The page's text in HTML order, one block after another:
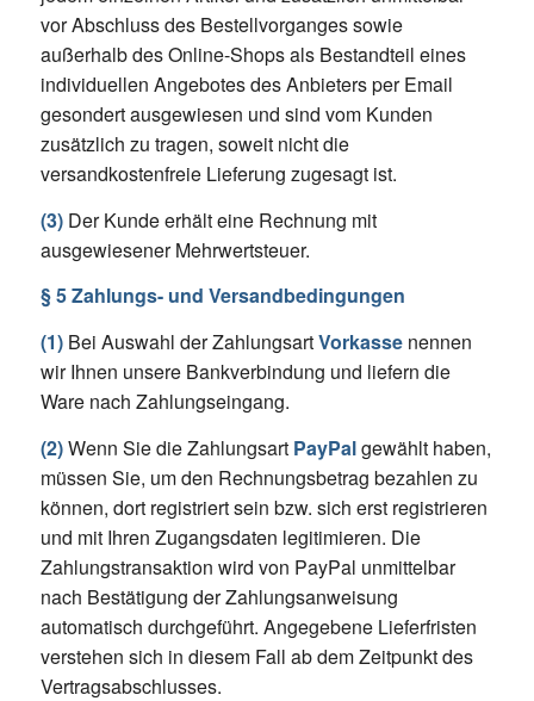
vor Abschluss des Bestellvorganges sowie
außerhalb des Online-Shops als Bestandteil eines
individuellen Angebotes des Anbieters per Email
gesondert ausgewiesen und sind vom Kunden
zusätzlich zu tragen, soweit nicht die
versandkostenfreie Lieferung zugesagt ist.
(3)Der Kunde erhält eine Rechnung mit
ausgewiesener Mehrwertsteuer.
§ 5 Zahlungs- und Versandbedingungen
(1)Bei Auswahl der ZahlungsartVorkassenennen
wir Ihnen unsere Bankverbindung und liefern die
Ware nach Zahlungseingang.
(2)Wenn Sie die Zahlungsart PayPalgewählt haben,
müssen Sie, um den Rechnungsbetrag bezahlen zu
können, dort registriert sein bzw. sich erst registrieren
und mit Ihren Zugangsdaten legitimieren. Die
Zahlungstransaktion wird von PayPal unmittelbar
nach Bestätigung der Zahlungsanweisung
automatisch durchgeführt. Angegebene Lieferfristen
verstehen sich in diesem Fall ab dem Zeitpunkt des
Vertragsabschlusses.